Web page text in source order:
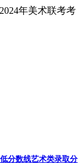
年美术联考考
分数线艺术类录取分